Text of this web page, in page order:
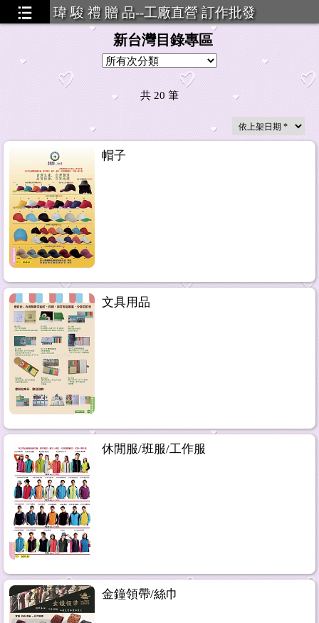
瑋 駿 禮 贈 品--工廠直營 訂作批發
新台灣目錄專區
共 20 筆
帽子
文具用品
休閒服/班服/工作服
金鐘領帶/絲巾